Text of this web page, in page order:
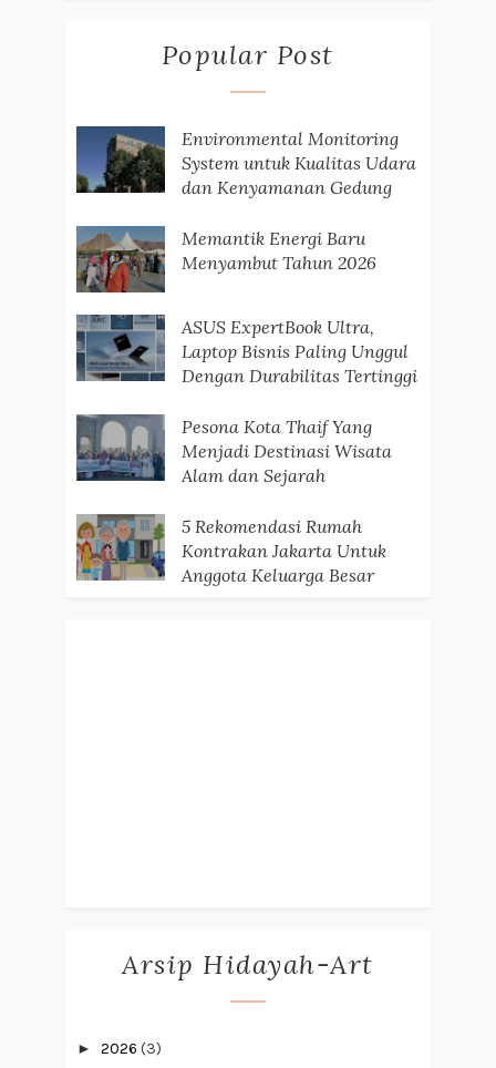
Popular Post
Environmental Monitoring
System untuk Kualitas Udara
dan Kenyamanan Gedung
Memantik Energi Baru
Menyambut Tahun 2026
ASUS ExpertBook Ultra,
Laptop Bisnis Paling Unggul
Dengan Durabilitas Tertinggi
Pesona Kota Thaif Yang
Menjadi Destinasi Wisata
Alam dan Sejarah
5 Rekomendasi Rumah
Kontrakan Jakarta Untuk
Anggota Keluarga Besar
Arsip Hidayah-Art
► 2026 (3)